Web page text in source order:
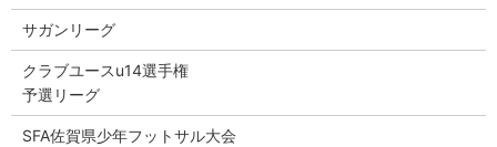
サガンリーグ
クラブユースu14選手権
予選リーグ
SFA佐賀県少年フットサル大会